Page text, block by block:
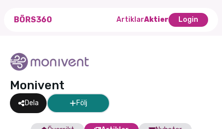
BÖRS360 ArtiklarAktier Login
Monivent
Dela Följ